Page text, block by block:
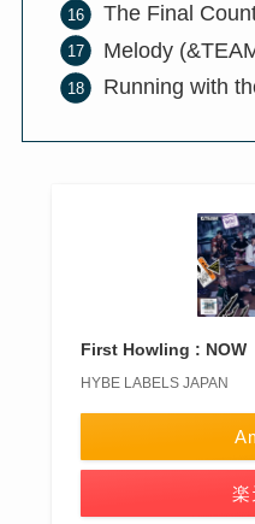
The Final
Melody
Running with
First Howling : NOW
HYBE LABELS JAPAN
楽